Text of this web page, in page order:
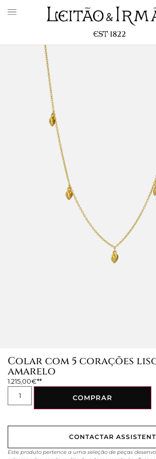
Colar com 5 corações
amarelo
1.215,00€
COMPRAR
CONTACTAR
Este produto pertence a uma seleção de peças